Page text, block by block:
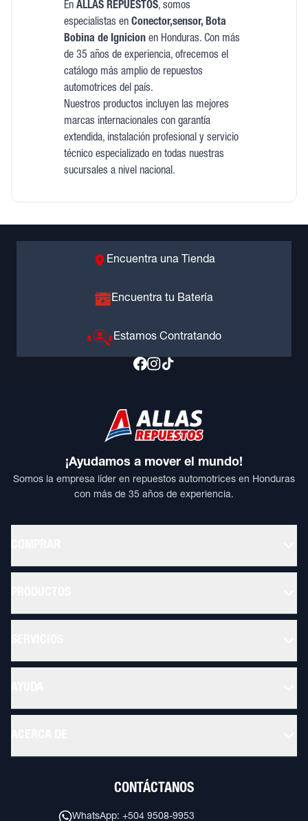
En ALLAS REPUESTOS, somos
especialistas en Conector,sensor, Bota
Bobina de Ignicionen Honduras. Con más
de 35 años de experiencia, ofrecemos el
catálogo más amplio de repuestos
automotrices del país.
Nuestros productos incluyen las mejores
marcas internacionales con garantía
extendida, instalación profesional y servicio
técnico especializado en todas nuestras
sucursales a nivel nacional.
Encuentra una Tienda
Encuentra tu Batería
Estamos Contratando
¡Ayudamos a mover el mundo!
Somos la empresa líder en repuestos automotrices en Honduras
con más de 35 años de experiencia.
CONTÁCTANOS
WhatsApp: +504 9508-9953